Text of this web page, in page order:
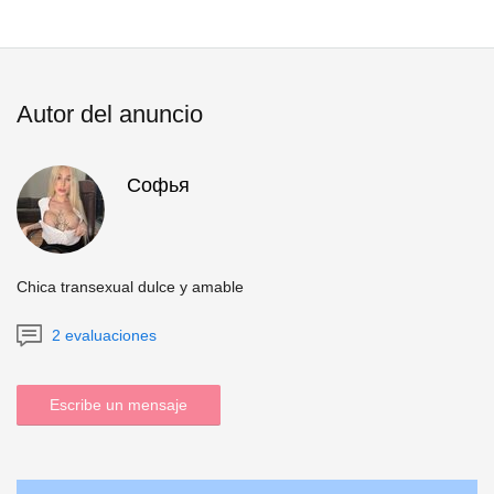
Autor del anuncio
Софья
Chica transexual dulce y amable
2 evaluaciones
Escribe un mensaje